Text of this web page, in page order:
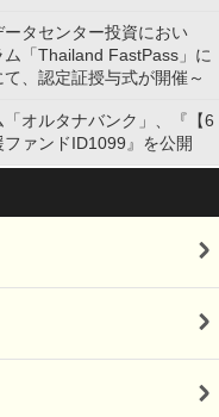
タセンター投資におい
「Thailand FastPass」に
、認定証授与式が開催～
オルタナバンク」、『【6
ァンドID1099』を公開